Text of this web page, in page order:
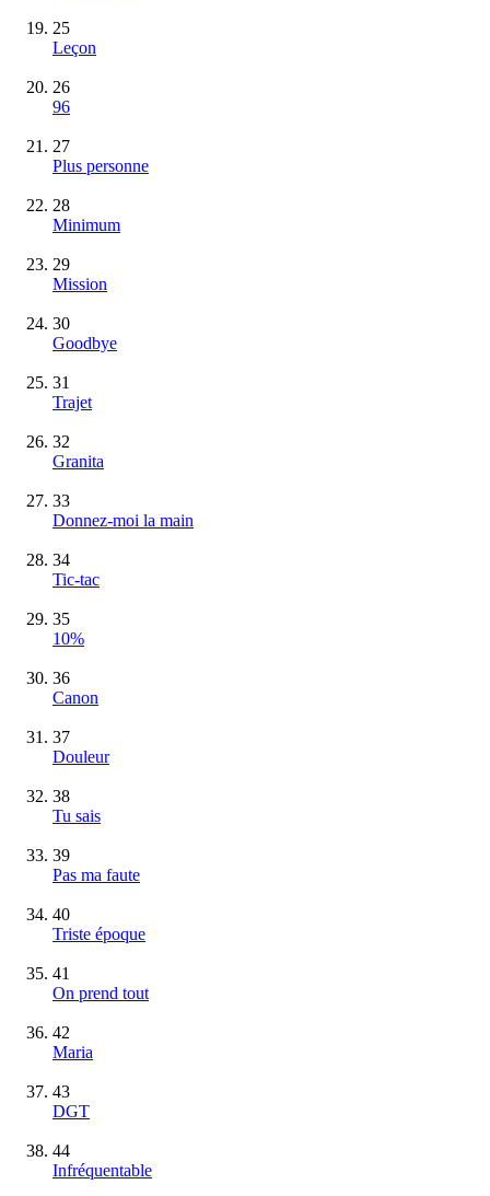
25
Leçon
26
96
27
Plus personne
28
Minimum
29
Mission
30
Goodbye
31
Trajet
32
Granita
33
Donnez-moi la main
34
Tic-tac
35
10%
36
Canon
37
Douleur
38
Tu sais
39
Pas ma faute
40
Triste époque
41
On prend tout
42
Maria
43
DGT
44
Infréquentable